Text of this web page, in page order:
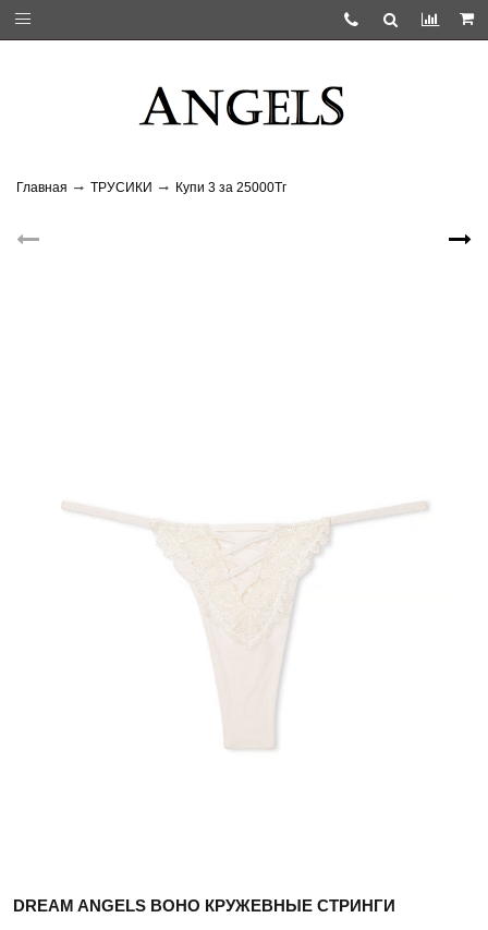
Главная ТРУСИКИ Купи 3 за 25000Тг
DREAM ANGELS BOHO КРУЖЕВНЫЕ СТРИНГИ